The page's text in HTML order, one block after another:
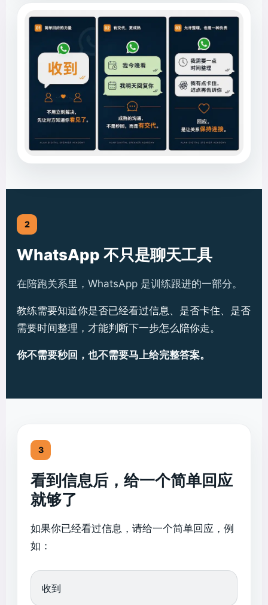
2
WhatsApp 不只是聊天工具
在陪跑关系里，WhatsApp 是训练跟进的一部分。
教练需要知道你是否已经看过信息、是否卡住、是否
需要时间整理，才能判断下一步怎么陪你走。
你不需要秒回，也不需要马上给完整答案。
3
看到信息后，给一个简单回应
就够了
如果你已经看过信息，请给一个简单回应，例
如：
收到